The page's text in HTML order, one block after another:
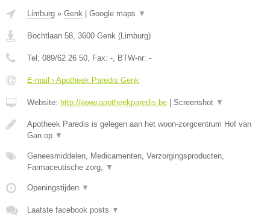
Limburg » Genk | Google maps ▼
Bochtlaan 58 3600 Genk (Limburg)
Tel: 089/62 26 50 , Fax: - , BTW-nr: -
E-mail › Apotheek Paredis Genk
Website: http://www.apotheekparedis.be | Screenshot ▼
Apotheek Paredis is gelegen aan het woon-zorgcentrum Hof van
Gan op ▼
Geneesmiddelen, Medicamenten, Verzorgingsproducten,
Farmaceutische zorg,
▼
Openingstijden ▼
Laatste facebook posts ▼